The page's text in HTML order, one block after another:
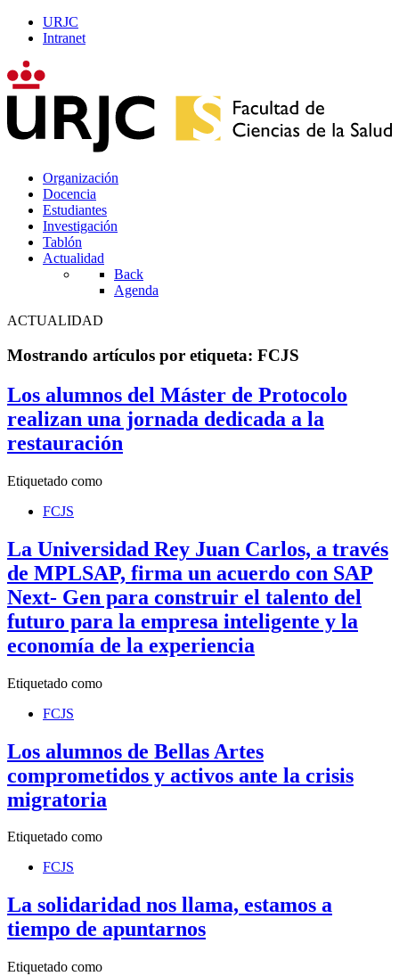
URJC
Intranet
Organización
Docencia
Estudiantes
Investigación
Tablón
Actualidad
Back
Agenda
ACTUALIDAD
Mostrando artículos por etiqueta: FCJS
Los alumnos del Máster de Protocolo
realizan una jornada dedicada a la
restauración
Etiquetado como
FCJS
La Universidad Rey Juan Carlos, a través
de MPLSAP, firma un acuerdo con SAP
Next- Gen para construir el talento del
futuro para la empresa inteligente y la
economía de la experiencia
Etiquetado como
FCJS
Los alumnos de Bellas Artes
comprometidos y activos ante la crisis
migratoria
Etiquetado como
FCJS
La solidaridad nos llama, estamos a
tiempo de apuntarnos
Etiquetado como